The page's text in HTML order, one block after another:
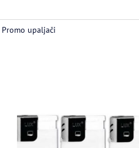
Promo upaljači